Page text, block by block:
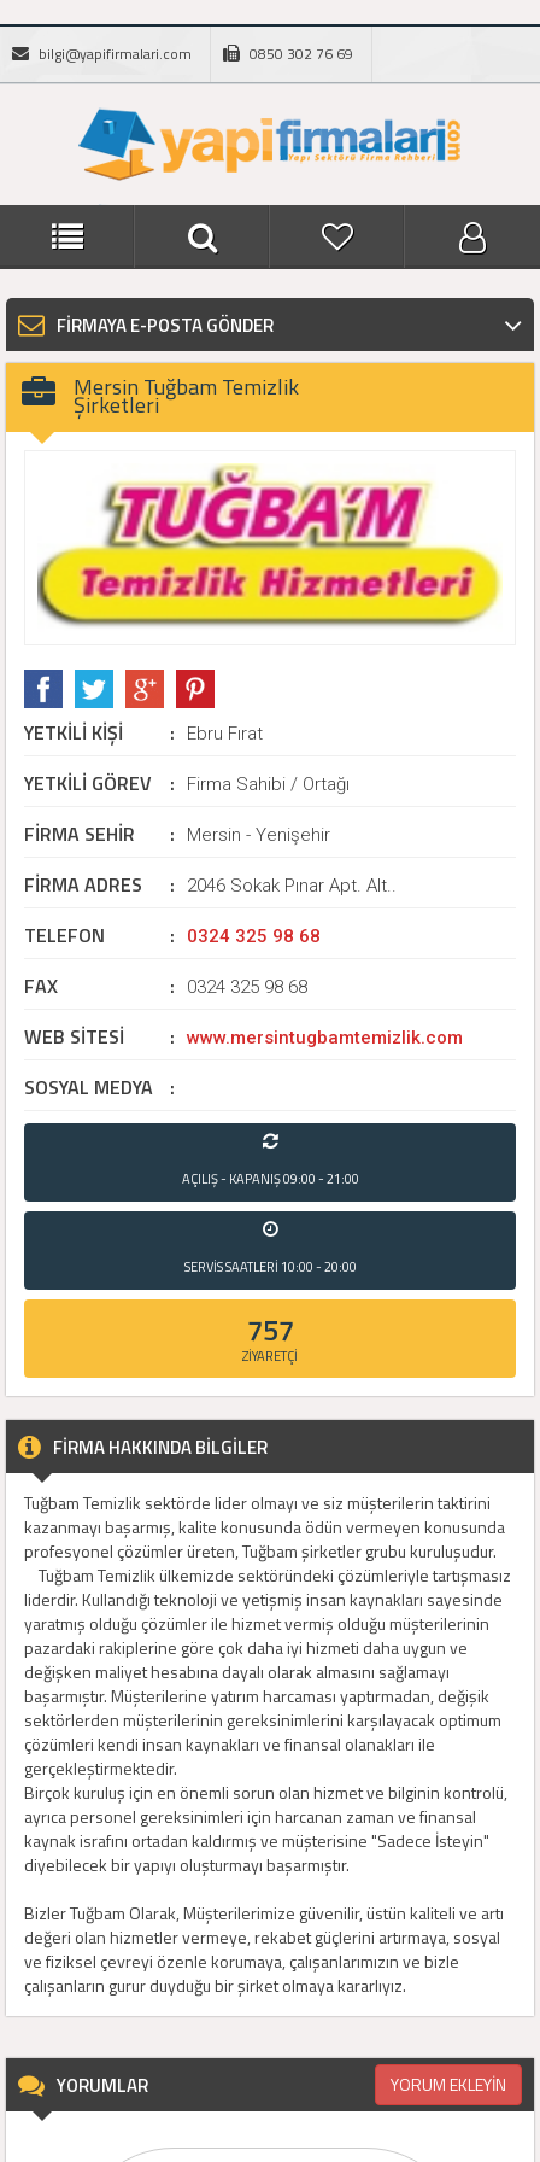
bilgi@yapifirmalari.com 0850 302 76 69
FİRMAYA E-POSTA GÖNDER
Mersin Tuğbam Temizlik
Şirketleri
YETKİLİ KİŞİ : Ebru Fırat
YETKİLİ GÖREV : Firma Sahibi / Ortağı
FİRMA SEHİR : Mersin - Yenişehir
FİRMA ADRES : 2046 Sokak Pınar Apt. Alt..
TELEFON : 0324 325 98 68
FAX : 0324 325 98 68
WEB SİTESİ : www.mersintugbamtemizlik.com
SOSYAL MEDYA :
AÇILIŞ - KAPANIŞ09:00 - 21:00
SERVİS SAATLERİ 10:00 - 20:00
757
ZİYARETÇİ
FİRMA HAKKINDA BİLGİLER
Tuğbam Temizlik sektörde lider olmayı ve siz müşterilerin taktirini
kazanmayı başarmış, kalite konusunda ödün vermeyen konusunda
profesyonel çözümler üreten, Tuğbam şirketler grubu kuruluşudur.
Tuğbam Temizlik ülkemizde sektöründeki çözümleriyle tartışmasız
liderdir. Kullandığı teknoloji ve yetişmiş insan kaynakları sayesinde
yaratmış olduğu çözümler ile hizmet vermiş olduğu müşterilerinin
pazardaki rakiplerine göre çok daha iyi hizmeti daha uygun ve
değişken maliyet hesabına dayalı olarak almasını sağlamayı
başarmıştır. Müşterilerine yatırım harcaması yaptırmadan, değişik
sektörlerden müşterilerinin gereksinimlerini karşılayacak optimum
çözümleri kendi insan kaynakları ve finansal olanakları ile
gerçekleştirmektedir.
Birçok kuruluş için en önemli sorun olan hizmet ve bilginin kontrolü,
ayrıca personel gereksinimleri için harcanan zaman ve finansal
kaynak israfını ortadan kaldırmış ve müşterisine "Sadece İsteyin"
diyebilecek bir yapıyı oluşturmayı başarmıştır.
Bizler Tuğbam Olarak, Müşterilerimize güvenilir, üstün kaliteli ve artı
değeri olan hizmetler vermeye, rekabet güçlerini artırmaya, sosyal
ve fiziksel çevreyi özenle korumaya, çalışanlarımızın ve bizle
çalışanların gurur duyduğu bir şirket olmaya kararlıyız.
YORUMLAR YORUM EKLEYİN